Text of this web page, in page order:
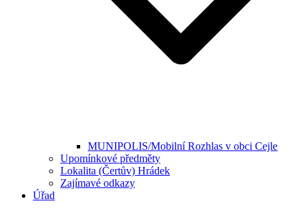
MUNIPOLIS/Mobilní Rozhlas v obci Cejle
Upomínkové předměty
Lokalita (Čertův) Hrádek
Zajímavé odkazy
Úřad